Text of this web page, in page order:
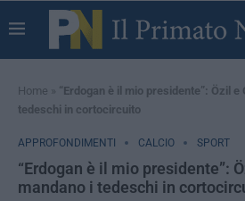
Home » “Erdogan è il mio presidente”: Özil e
tedeschi in cortocircuito
APPROFONDIMENTI CALCIO SPORT
“Erdogan è il mio presidente”:
mandano i tedeschi in